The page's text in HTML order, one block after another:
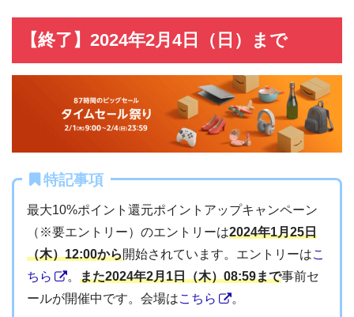
【終了】2024年2月4日（日）まで
特記事項
最大10%ポイント還元ポイントアップキャンペーン
（※要エントリー）のエントリーは2024年1月25日
（木）12:00から開始されています。エントリーはこ
ちら
。 また2024年2月1日（木）08:59まで事前セ
ールが開催中です。会場はこちら 。